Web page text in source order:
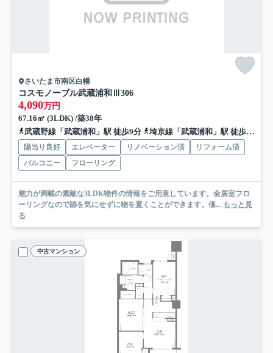
さいたま市南区白幡
コスモノーブル武蔵浦和Ⅲ 306
4,090万円
67.16㎡ (3LDK) /築38年
武蔵野線「武蔵浦和」駅 徒歩9分
埼京線「武蔵浦和」駅 徒歩9分
陽当り良好 エレベーター リノベーション済
リフォーム済
バルコニー
フローリング
魅力が満載の素敵な3LDK物件の情報をご用意しています。全居室フロ
ーリングなので跡を気にせずに物を置くことができます。価... もっと見
る
中古マンション